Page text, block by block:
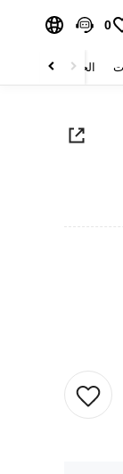
0
الحقائب والأمتعة